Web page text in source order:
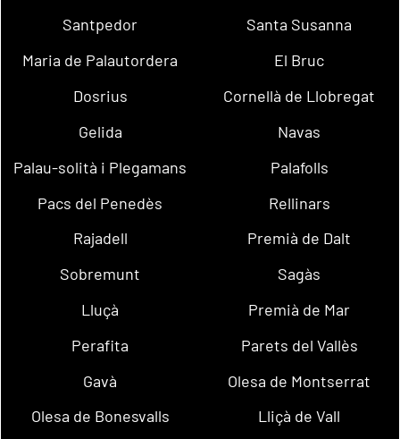
Santpedor
Santa Susanna
Maria de Palautordera
El Bruc
Dosrius
Cornellà de Llobregat
Gelida
Navas
Palau-solità i Plegamans
Palafolls
Pacs del Penedès
Rellinars
Rajadell
Premià de Dalt
Sobremunt
Sagàs
Lluçà
Premià de Mar
Perafita
Parets del Vallès
Gavà
Olesa de Montserrat
Olesa de Bonesvalls
Lliçà de Vall